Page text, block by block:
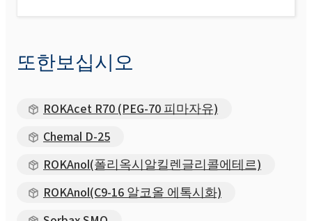
또한보십시오
ROKAcet R70 (PEG-70 피마자유)
Chemal D-25
ROKAnol(폴리옥시알킬렌글리콜에테르)
ROKAnol(C9-16 알코올 에톡시화)